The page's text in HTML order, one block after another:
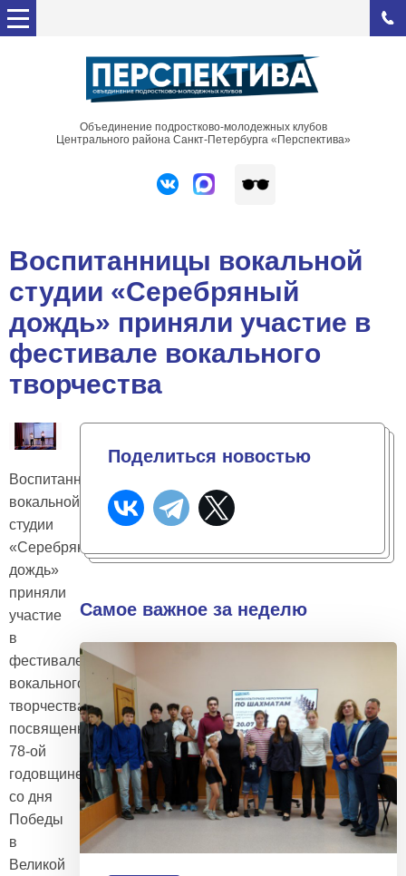
Объединение подростково-молодежных клубов
Центрального района Санкт-Петербурга «Перспектива»
Воспитанницы вокальной
студии «Серебряный
дождь» приняли участие в
фестивале вокального
творчества
Воспитанницы
вокальной
студии
«Серебряный
дождь»
приняли
участие
в
фестивале
вокального
творчества,
посвященного
78-ой
годовщине
со дня
Победы
в
Великой
Поделиться новостью
Самое важное за неделю